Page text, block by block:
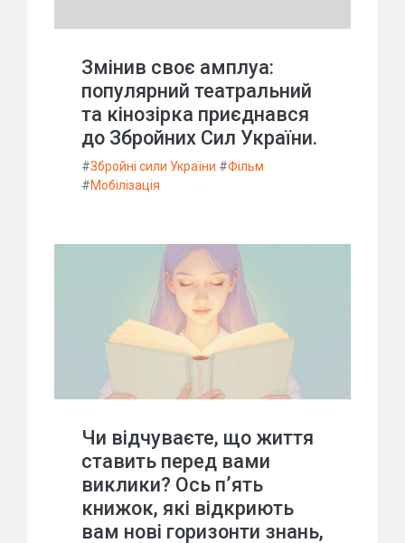
Змінив своє амплуа:
популярний театральний
та кінозірка приєднався
до Збройних Сил України.
#Збройні сили України #Фільм
#Мобілізація
Чи відчуваєте, що життя
ставить перед вами
виклики? Ось п’ять
книжок, які відкриють
вам нові горизонти знань,